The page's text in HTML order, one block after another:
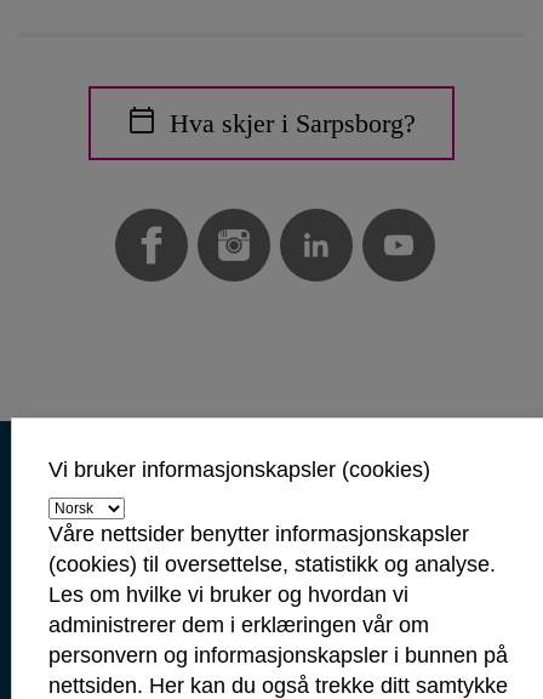
Hva skjer i Sarpsborg?
Kontaktinformasjon
Kontakt oss
Servicetorget: 69 10 80 00
(Telefontid mandag-fredag 09.00-14.00)
servicetorget@sarpsborg.com
postmottak@sarpsborg.com
Contact us - English
Vi bruker informasjonskapsler (cookies)
Våre nettsider benytter informasjonskapsler
(cookies) til oversettelse, statistikk og analyse.
Les om hvilke vi bruker og hvordan vi
administrerer dem i erklæringen vår om
personvern og informasjonskapsler i bunnen på
nettsiden. Her kan du også trekke ditt samtykke